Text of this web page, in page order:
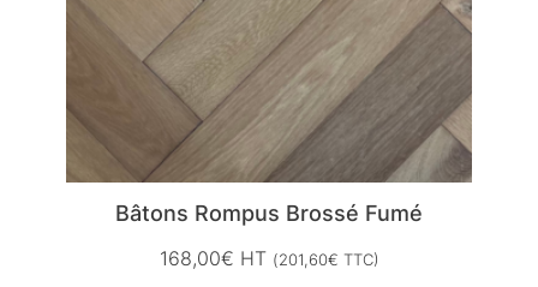
Bâtons Rompus Brossé Fumé
168,00€ HT (201,60€ TTC)